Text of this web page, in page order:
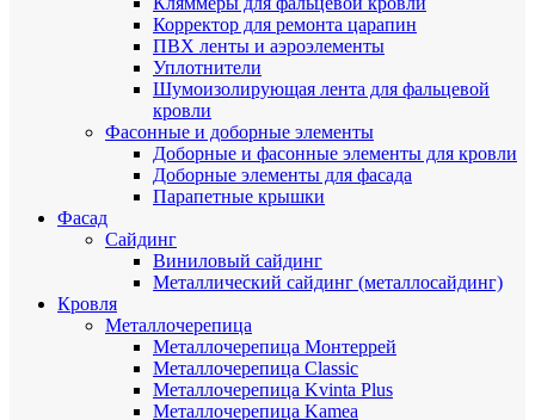
Корректор для ремонта царапин
ПВХ ленты и аэроэлементы
Уплотнители
Шумоизолирующая лента для фальцевой
кровли
Фасонные и доборные элементы
Доборные и фасонные элементы для кровли
Доборные элементы для фасада
Парапетные крышки
Фасад
Сайдинг
Виниловый сайдинг
Металлический сайдинг (металлосайдинг)
Кровля
Металлочерепица
Металлочерепица Монтеррей
Металлочерепица Classic
Металлочерепица Kvinta Plus
Металлочерепица Kamea